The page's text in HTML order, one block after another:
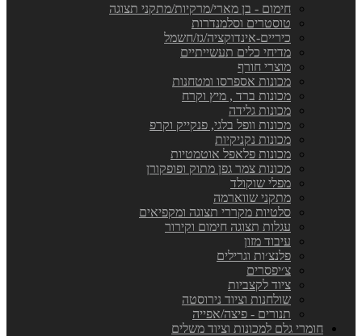
חימום - בן מארי/מרקיות/מתקני תצוגה
טוסטרים וסלמנדרות
כיריים-אינדוקציה/גז/חשמל
מדיחי כלים תעשייתיים
מוצרי חורף
מכונות אספרסו ומטחנות
מכונות ברד , מיץ וקרח
מכונות גלידה
מכונות וופל בלגי, פנקייק וקרפ
מכונות נקניקיות
מכונות פלאפל אוטמטיות
מכונות צמר גפן מתוק ופופקורן
מפלי שוקולד
מתקני שווארמה
סלטיות מקררי תצוגה ומקפיאים
עגלות תצוגה חימום וקירור
עיבוד מזון
פלנצ׳ות וגרילים
צ׳יפסרים
ציוד לקצביות
שולחנות וציוד נירוסטה
תנורים - פיצה/אפייה
חומרי גלם למכונות וציוד משלים